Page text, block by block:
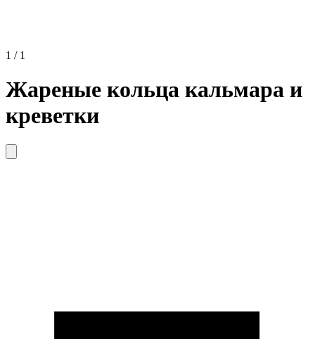
1 / 1
Жареные кольца кальмара и
креветки